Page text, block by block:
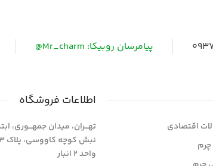
پیامرسان روبیکا: Mr_charm@
اقتصادی
اطلاعات فروشگاه
تهـــران، میدان جمهـــوری،
واحد 2 انبار